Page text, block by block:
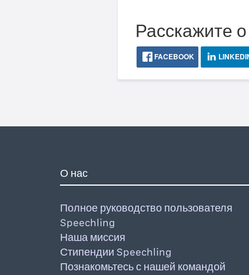
Расскажите
FACEBOOK
О нас
Полное руководство пользователя
Speechling
Наша миссия
Стипендии Speechling
Познакомьтесь с нашей командой